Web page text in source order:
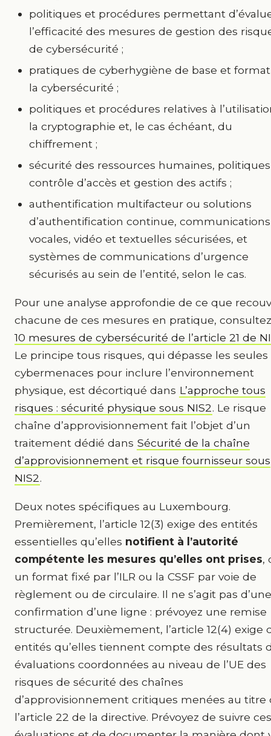
politiques et procédures permettant
l’efficacité des mesures de gestion des
de cybersécurité ;
pratiques de cyberhygiène de base et
la cybersécurité ;
politiques et procédures relatives à
la cryptographie et, le cas échéant, du
chiffrement ;
sécurité des ressources humaines,
contrôle d’accès et gestion des actifs ;
authentification multifacteur ou solutions
d’authentification continue, communications
vocales, vidéo et textuelles sécurisées, et
systèmes de communications d’urgence
sécurisés au sein de l’entité, selon le cas.
Pour une analyse approfondie de ce que
chacune de ces mesures en pratique,
10 mesures de cybersécurité de l’article 21 de
Le principe tous risques, qui dépasse les seules
cybermenaces pour inclure l’environnement
physique, est décortiqué dans L’approche tous
risques : sécurité physique sous NIS2. Le risque
chaîne d’approvisionnement fait l’objet d’un
traitement dédié dans Sécurité de la chaîne
d’approvisionnement et risque fournisseur sous
NIS2.
Deux notes spécifiques au Luxembourg.
Premièrement, l’article 12(3) exige des entités
essentielles qu’elles notifient à l’autorité
compétente les mesures qu’elles ont prises,
un format fixé par l’ILR ou la CSSF par voie de
règlement ou de circulaire. Il ne s’agit pas d’une
confirmation d’une ligne : prévoyez une remise
structurée. Deuxièmement, l’article 12(4) exige
entités qu’elles tiennent compte des résultats
évaluations coordonnées au niveau de l’UE des
risques de sécurité des chaînes
d’approvisionnement critiques menées au titre
l’article 22 de la directive. Prévoyez de suivre ces